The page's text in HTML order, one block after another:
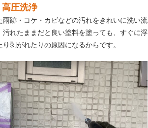
圧洗浄
雨跡・コケ・カビなどの汚れをきれいに洗い流
汚れたままだと良い塗料を塗っても、すぐに浮
り剥がれたりの原因になるからです。